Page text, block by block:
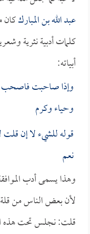
عبد الله بن المبارك
كلمات أدبية نثرية
أبياته:
وإذا صاحبت
وحياء وكرم
قوله للشيء لا إن
نعم
وهذا يسمى أدب
لأن بعض الناس من قلة
قلت: نجلس تحت هذه